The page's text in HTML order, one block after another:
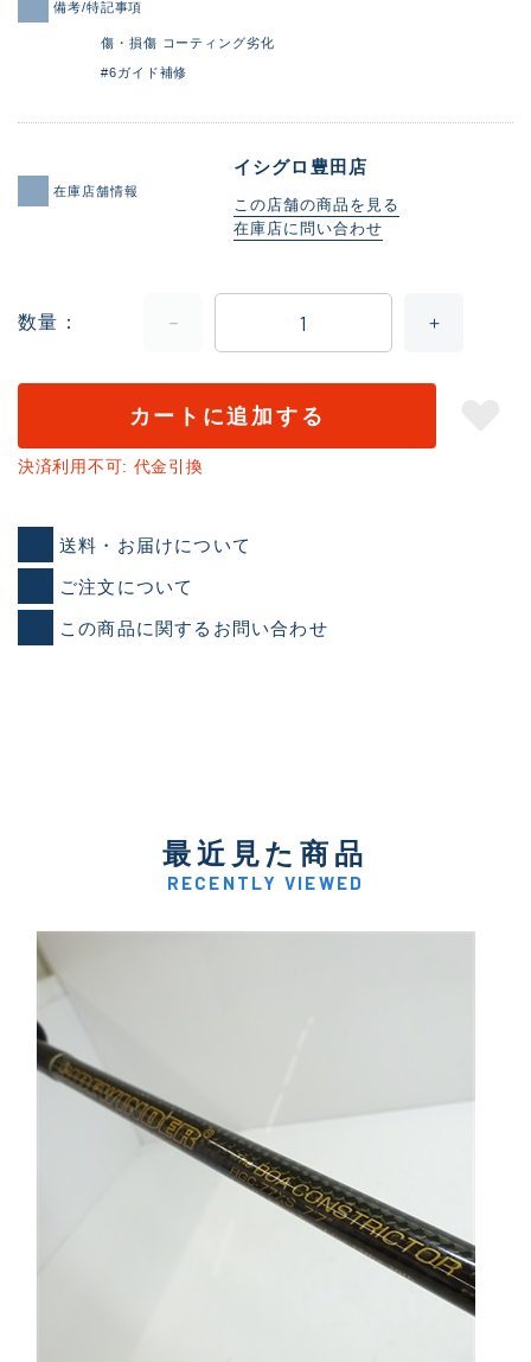
備考/特記事項
傷・損傷 コーティング劣化
#6ガイド補修
在庫店舗情報
イシグロ豊田店
この店舗の商品を見る
在庫店に問い合わせ
数量
カートに追加する
決済利用不可: 代金引換
送料・お届けについて
ご注文について
この商品に関するお問い合わせ
最近見た商品
RECENTLY VIEWED